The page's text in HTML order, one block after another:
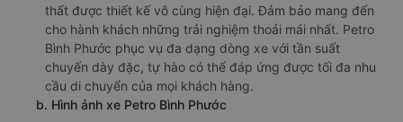
thất được thiết kế vô cùng hiện đại. Đảm bảo mang đến
cho hành khách những trải nghiệm thoải mái nhất. Petro
Bình Phước phục vụ đa dạng dòng xe với tần suất
chuyến dày đặc, tự hào có thể đáp ứng được tối đa nhu
cầu di chuyển của mọi khách hàng.
b. Hình ảnh xe Petro Bình Phước